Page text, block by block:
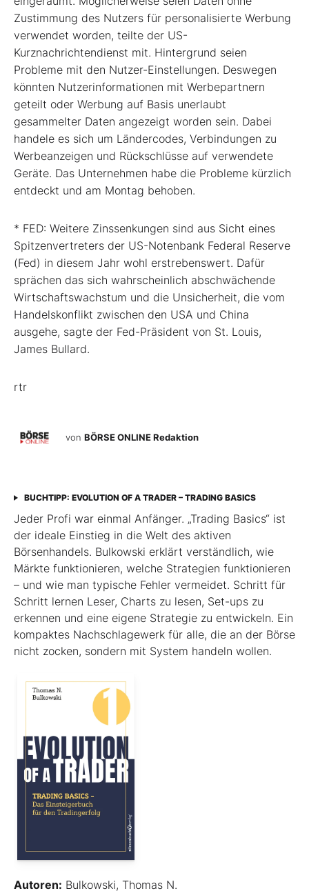
Zustimmung des Nutzers für personalisierte Werbung
verwendet worden, teilte der US-
Kurznachrichtendienst mit. Hintergrund seien
Probleme mit den Nutzer-Einstellungen. Deswegen
könnten Nutzerinformationen mit Werbepartnern
geteilt oder Werbung auf Basis unerlaubt
gesammelter Daten angezeigt worden sein. Dabei
handele es sich um Ländercodes, Verbindungen zu
Werbeanzeigen und Rückschlüsse auf verwendete
Geräte. Das Unternehmen habe die Probleme kürzlich
entdeckt und am Montag behoben.
* FED: Weitere Zinssenkungen sind aus Sicht eines
Spitzenvertreters der US-Notenbank Federal Reserve
(Fed) in diesem Jahr wohl erstrebenswert. Dafür
sprächen das sich wahrscheinlich abschwächende
Wirtschaftswachstum und die Unsicherheit, die vom
Handelskonflikt zwischen den USA und China
ausgehe, sagte der Fed-Präsident von St. Louis,
James Bullard.
rtr
von BÖRSE ONLINE Redaktion
BUCHTIPP: EVOLUTION OF A TRADER – TRADING BASICS
Jeder Profi war einmal Anfänger. „Trading Basics“ ist
der ideale Einstieg in die Welt des aktiven
Börsenhandels. Bulkowski erklärt verständlich, wie
Märkte funktionieren, welche Strategien funktionieren
– und wie man typische Fehler vermeidet. Schritt für
Schritt lernen Leser, Charts zu lesen, Set-ups zu
erkennen und eine eigene Strategie zu entwickeln. Ein
kompaktes Nachschlagewerk für alle, die an der Börse
nicht zocken, sondern mit System handeln wollen.
Autoren: Bulkowski, Thomas N.